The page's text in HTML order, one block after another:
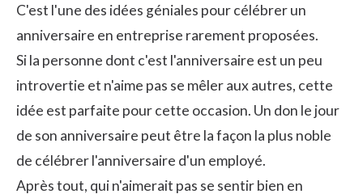
C'est l'une des idées géniales pour célébrer un
anniversaire en entreprise rarement proposées.
Si la personne dont c'est l'anniversaire est un peu
introvertie et n'aime pas se mêler aux autres, cette
idée est parfaite pour cette occasion. Un don le jour
de son anniversaire peut être la façon la plus noble
de célébrer l'anniversaire d'un employé.
Après tout, qui n'aimerait pas se sentir bien en